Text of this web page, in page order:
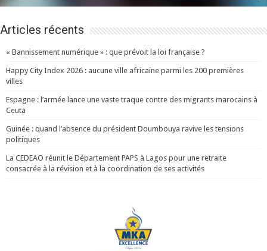
Articles récents
« Bannissement numérique » : que prévoit la loi française ?
Happy City Index 2026 : aucune ville africaine parmi les 200 premières
villes
Espagne : l’armée lance une vaste traque contre des migrants marocains à
Ceuta
Guinée : quand l’absence du président Doumbouya ravive les tensions
politiques
La CEDEAO réunit le Département PAPS à Lagos pour une retraite
consacrée à la révision et à la coordination de ses activités